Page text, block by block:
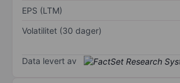
EPS (LTM)
Volatilitet (30 dager)
Data levert av